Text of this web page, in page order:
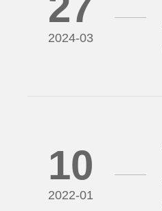
2024-03
10
2022-01